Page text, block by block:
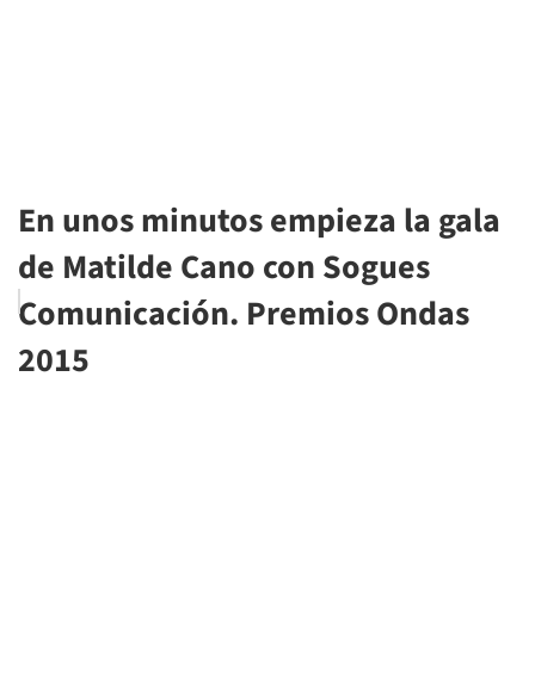
En unos minutos empieza la gala
de Matilde Cano con Sogues
Comunicación. Premios Ondas
2015